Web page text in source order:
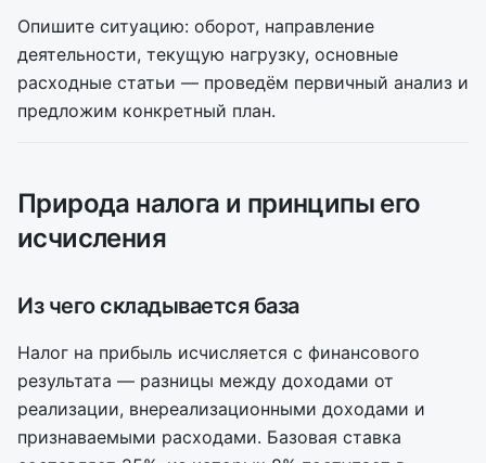
Опишите ситуацию: оборот, направление
деятельности, текущую нагрузку, основные
расходные статьи — проведём первичный анализ и
предложим конкретный план.
Природа налога и принципы его
исчисления
Из чего складывается база
Налог на прибыль исчисляется с финансового
результата — разницы между доходами от
реализации, внереализационными доходами и
признаваемыми расходами. Базовая ставка